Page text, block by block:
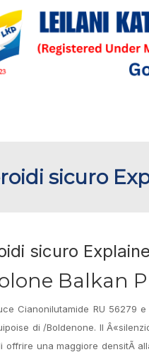
sicuro
sicuro
Balkan
Cianonilutamide RU 56279
di /Boldenone. Il
offrire una maggiore densitÃ